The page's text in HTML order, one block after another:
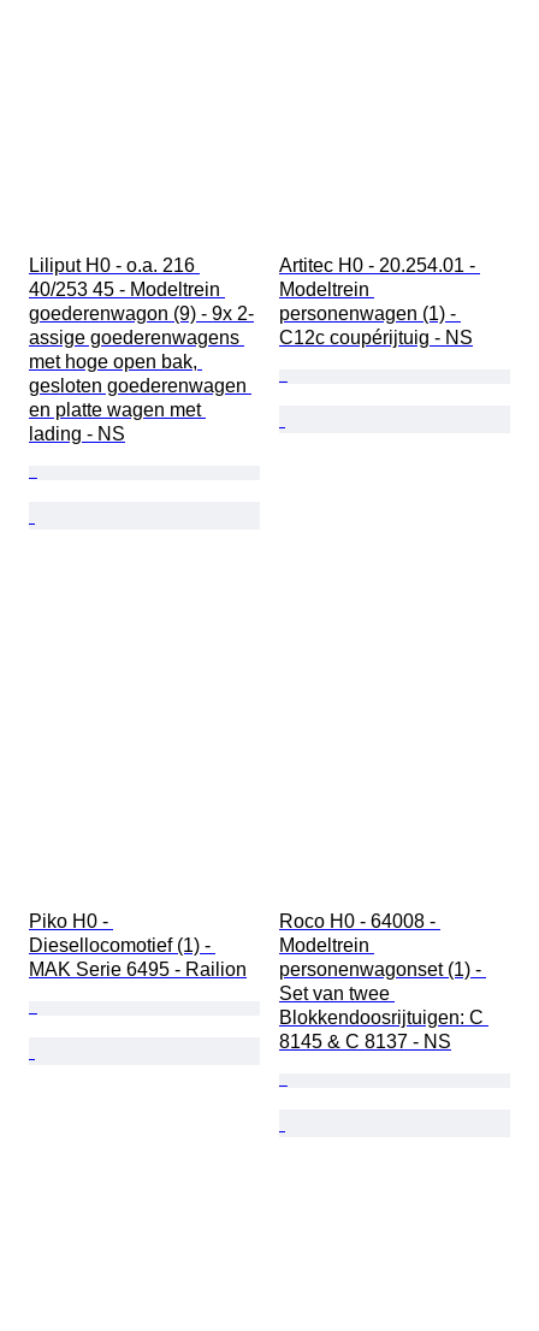
Liliput H0 - o.a. 216
40/253 45 - Modeltrein
goederenwagon (9) - 9x 2-
assige goederenwagens
met hoge open bak,
gesloten goederenwagen
en platte wagen met
lading - NS
Artitec H0 - 20.254.01 -
Modeltrein
personenwagen (1) -
C12c coupérijtuig - NS
Piko H0 -
Diesellocomotief (1) -
MAK Serie 6495 - Railion
Roco H0 - 64008 -
Modeltrein
personenwagonset (1) -
Set van twee
Blokkendoosrijtuigen: C
8145 & C 8137 - NS